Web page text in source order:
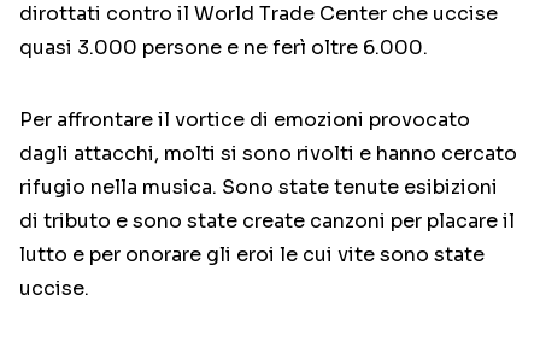
dirottati contro il World Trade Center che uccise
quasi 3.000 persone e ne ferì oltre 6.000.
Per affrontare il vortice di emozioni provocato
dagli attacchi, molti si sono rivolti e hanno cercato
rifugio nella musica. Sono state tenute esibizioni
di tributo e sono state create canzoni per placare il
lutto e per onorare gli eroi le cui vite sono state
uccise.